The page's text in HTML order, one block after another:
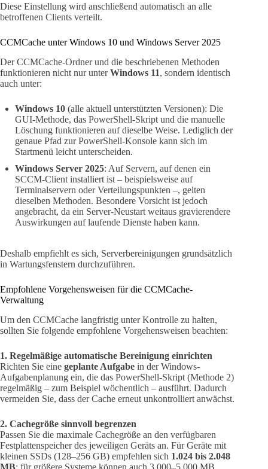
Diese Einstellung wird anschließend automatisch an alle
betroffenen Clients verteilt.
CCMCache unter Windows 10 und Windows Server 2025
Der CCMCache-Ordner und die beschriebenen Methoden
funktionieren nicht nur unterWindows 11, sondern identisch
auch unter:
Windows 10 (alle aktuell unterstützten Versionen): Die
GUI-Methode, das PowerShell-Skript und die manuelle
Löschung funktionieren auf dieselbe Weise. Lediglich der
genaue Pfad zur PowerShell-Konsole kann sich im
Startmenü leicht unterscheiden.
Windows Server 2025: Auf Servern, auf denen ein
SCCM-Client installiert ist – beispielsweise auf
Terminalservern oder Verteilungspunkten –, gelten
dieselben Methoden. Besondere Vorsicht ist jedoch
angebracht, da ein Server-Neustart weitaus gravierendere
Auswirkungen auf laufende Dienste haben kann.
Deshalb empfiehlt es sich, Serverbereinigungen grundsätzlich
in Wartungsfenstern durchzuführen.
Empfohlene Vorgehensweisen für die CCMCache-
Verwaltung
Um den CCMCache langfristig unter Kontrolle zu halten,
sollten Sie folgende empfohlene Vorgehensweisen beachten:
1. Regelmäßige automatische Bereinigung einrichten
Richten Sie eine geplante Aufgabe in der Windows-
Aufgabenplanung ein, die das PowerShell-Skript (Methode 2)
regelmäßig – zum Beispiel wöchentlich – ausführt. Dadurch
vermeiden Sie, dass der Cache erneut unkontrolliert anwächst.
2. Cachegröße sinnvoll begrenzen
Passen Sie die maximale Cachegröße an den verfügbaren
Festplattenspeicher des jeweiligen Geräts an. Für Geräte mit
kleinen SSDs (128–256 GB) empfehlen sich 1.024 bis 2.048
MB; für größere Systeme können auch 3.000–5.000 MB